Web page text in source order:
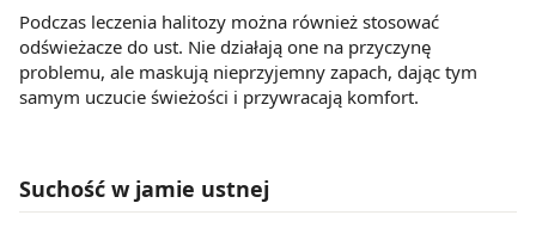
Podczas leczenia halitozy można również stosować
odświeżacze do ust. Nie działają one na przyczynę
problemu, ale maskują nieprzyjemny zapach, dając tym
samym uczucie świeżości i przywracają komfort.
Suchość w jamie ustnej